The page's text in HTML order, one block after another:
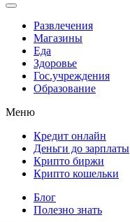
Развлечения
Магазины
Еда
Здоровье
Гос.учреждения
Образование
Меню
Кредит онлайн
Деньги до зарплаты
Крипто биржи
Крипто кошельки
Блог
Полезно знать